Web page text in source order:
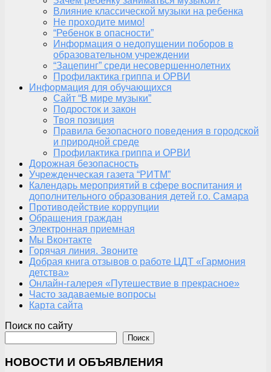
Влияние классической музыки на ребенка
Не проходите мимо!
“Ребенок в опасности”
Информация о недопущении поборов в
образовательном учреждении
“Зацепинг” среди несовершеннолетних
Профилактика гриппа и ОРВИ
Информация для обучающихся
Сайт “В мире музыки”
Подросток и закон
Твоя позиция
Правила безопасного поведения в городской
и природной среде
Профилактика гриппа и ОРВИ
Дорожная безопасность
Учрежденческая газета “РИТМ”
Календарь мероприятий в сфере воспитания и
дополнительного образования детей г.о. Самара
Противодействие коррупции
Обращения граждан
Электронная приемная
Мы Вконтакте
Горячая линия. Звоните
Добрая книга отзывов о работе ЦДТ «Гармония
детства»
Онлайн-галерея «Путешествие в прекрасное»
Часто задаваемые вопросы
Карта сайта
Поиск по сайту
Поиск
НОВОСТИ И ОБЪЯВЛЕНИЯ